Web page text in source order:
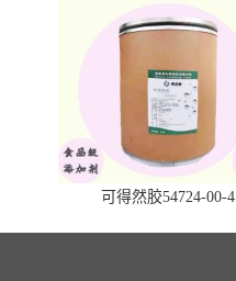
可得然胶54724-00-4